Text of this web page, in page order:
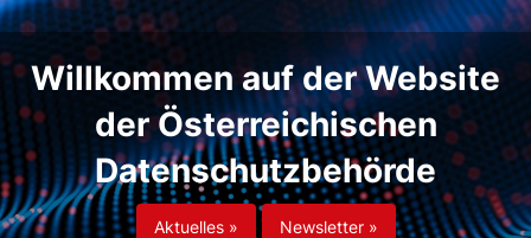
Willkommen auf der Website
der Österreichischen
Datenschutzbehörde
Aktuelles » Newsletter »